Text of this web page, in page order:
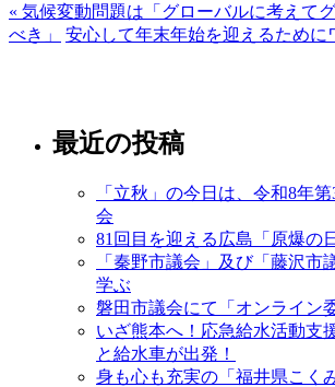
« 気候変動問題は「グローバルに考えて
べき」
安心して年末年始を迎えるために
最近の投稿
「立秋」の今日は、令和8年
会
81回目を迎える広島「原爆の日
「秦野市議会」及び「藤沢市
学ぶ
磐田市議会にて「オンライン
いざ熊本へ！応急給水活動支
と給水車が出発！
身も心も充実の「福井県こく